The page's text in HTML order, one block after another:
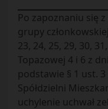
Po zapoznaniu się
grupy
23, 24, 25, 29, 30,
Topazowej 4 i 6 z
podstawie § 1 ust.
Spółdzielni
uchylenie uchwał